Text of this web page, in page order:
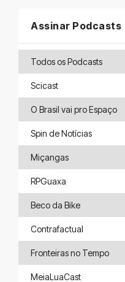
Assinar Podcasts
Todos os Podcasts
Scicast
O Brasil vai pro Espaço
Spin de Notícias
Miçangas
RPGuaxa
Beco da Bike
Contrafactual
Fronteiras no Tempo
MeiaLuaCast